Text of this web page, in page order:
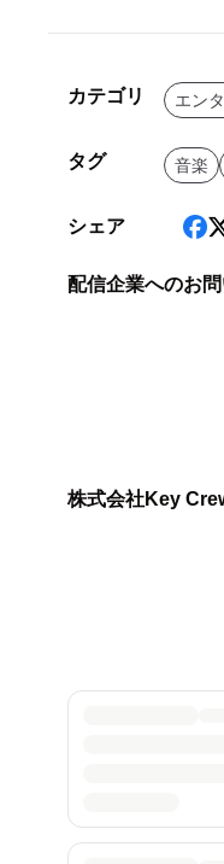
カテゴリ エン
タグ 音楽
シェア
配信企業へのお
株式会社Key